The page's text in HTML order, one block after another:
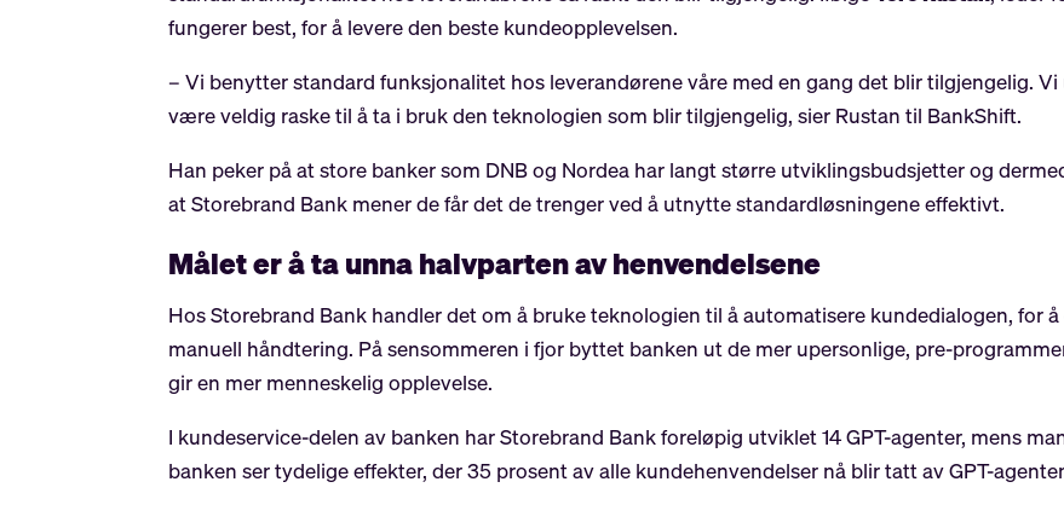
fungerer best, for å levere den beste kundeopplevelsen.
– Vi benytter standard funksjonalitet hos leverandørene våre med en gang det blir tilgjengelig.
være veldig raske til å ta i bruk den teknologien som blir tilgjengelig, sier Rustan til BankShift.
Han peker på at store banker som DNB og Nordea har langt større utviklingsbudsjetter og
at Storebrand Bank mener de får det de trenger ved å utnytte standardløsningene effektivt.
Målet er å ta unna halvparten av henvendelsene
Hos Storebrand Bank handler det om å bruke teknologien til å automatisere kundedialogen, for
manuell håndtering. På sensommeren i fjor byttet banken ut de mer upersonlige, pre-
gir en mer menneskelig opplevelse.
I kundeservice-delen av banken har Storebrand Bank foreløpig utviklet 14 GPT-agenter, mens
banken ser tydelige effekter, der 35 prosent av alle kundehenvendelser nå blir tatt av GPT-